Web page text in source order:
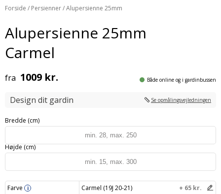
Forside / Persienner/ Alupersienne 25mm
Alupersienne 25mm
Carmel
fra 1009 kr. Både online og i gardinbussen
Design dit gardin Se opmålingsvejledningen
Bredde (cm)
Højde (cm)
Farve i Carmel (19J 20-21)
+ 65 kr.